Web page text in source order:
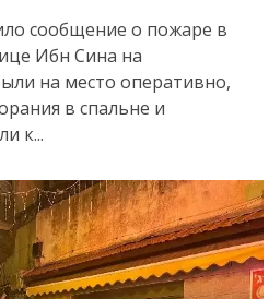
сообщение о пожаре в
Ибн Сина на
на место оперативно,
в спальне и
к...